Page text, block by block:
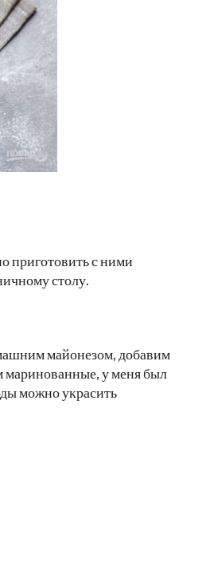
приготовить с ними
столу.
майонезом, добавим
маринованные, у меня был
можно украсить